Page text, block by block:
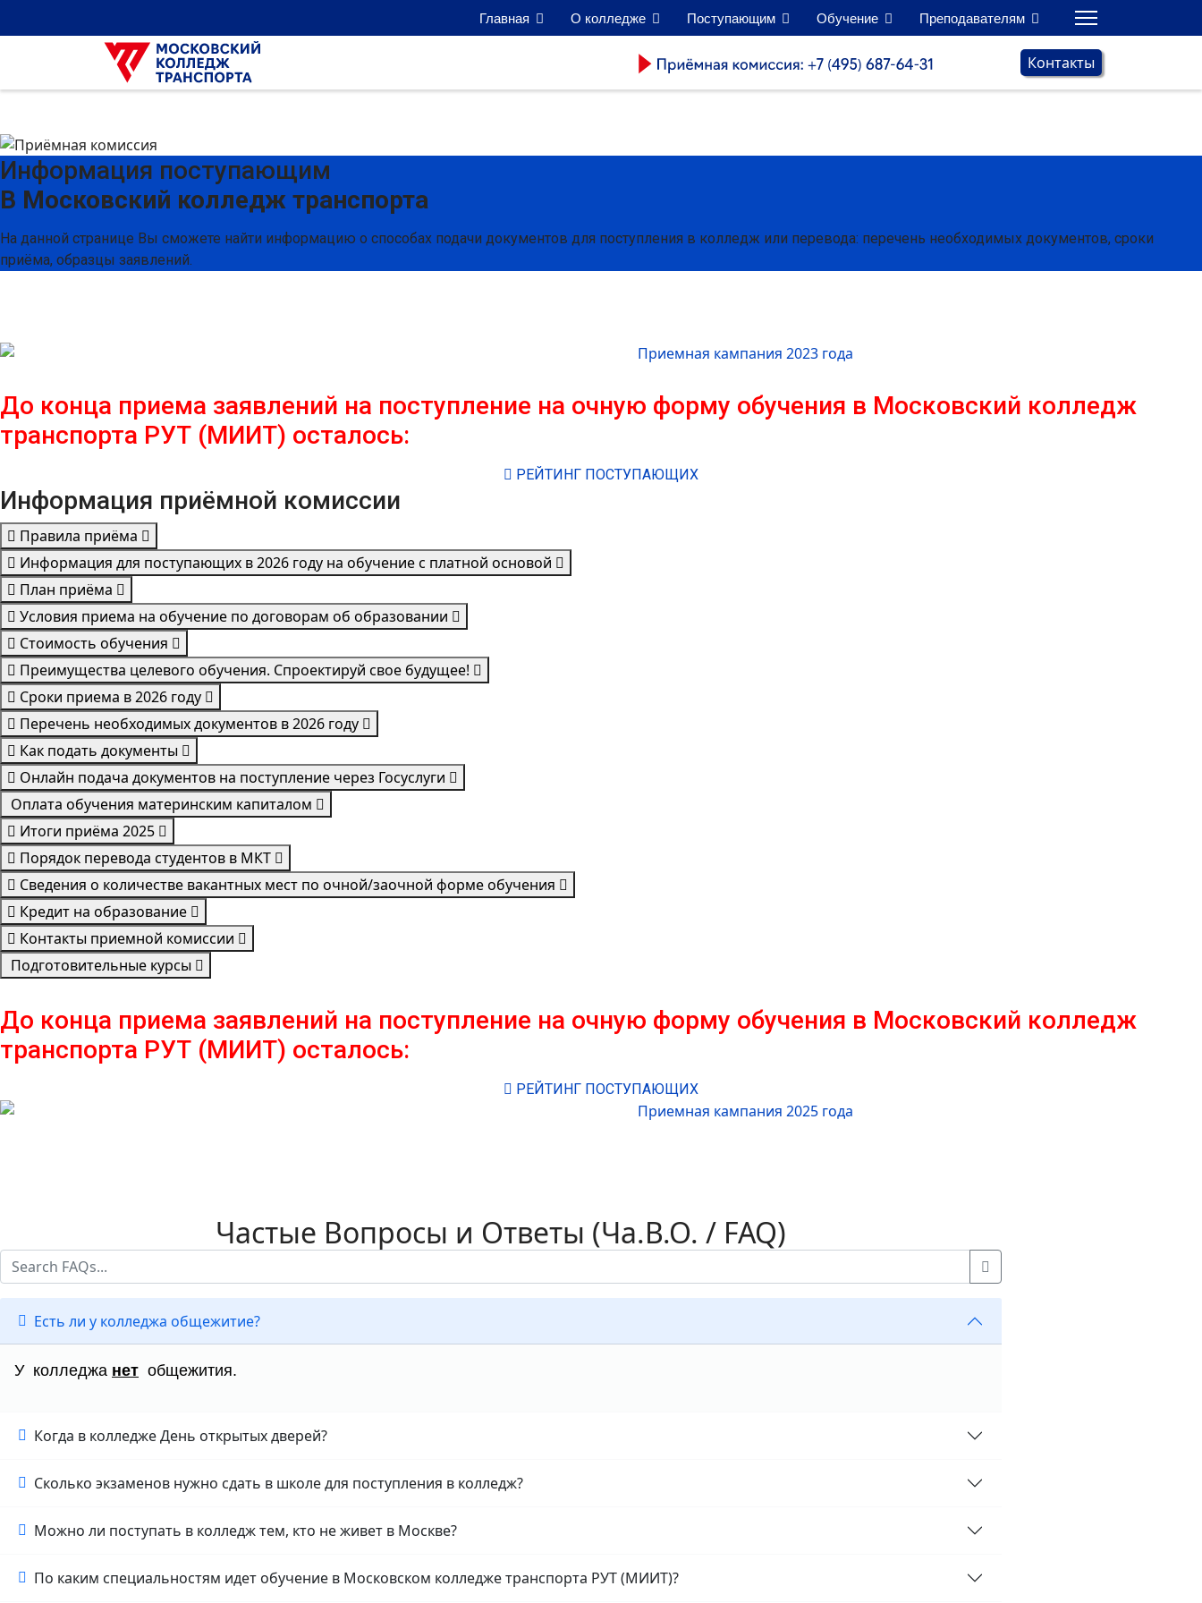
Главная О колледже Поступающим Обучение Преподавателям
Контакты
Информация поступающим
В Московский колледж транспорта
На данной странице Вы сможете найти информацию о способах подачи документов для поступления в колледж или перевода: перечень необходимых документов, сроки
приёма, образцы заявлений.
До конца приема заявлений на поступление на очную форму обучения в Московский колледж
транспорта РУТ (МИИТ) осталось:
РЕЙТИНГ ПОСТУПАЮЩИХ
Информация приёмной комиссии
Правила приёма
Информация для поступающих в 2026 году на обучение с платной основой
План приёма
Условия приема на обучение по договорам об образовании
Стоимость обучения
Преимущества целевого обучения. Спроектируй свое будущее!
Сроки приема в 2026 году
Перечень необходимых документов в 2026 году
Как подать документы
Онлайн подача документов на поступление через Госуслуги
Оплата обучения материнским капиталом
Итоги приёма 2025
Порядок перевода студентов в МКТ
Сведения о количестве вакантных мест по очной/заочной форме обучения
Кредит на образование
Контакты приемной комиссии
Подготовительные курсы
До конца приема заявлений на поступление на очную форму обучения в Московский колледж
транспорта РУТ (МИИТ) осталось:
РЕЙТИНГ ПОСТУПАЮЩИХ
Частые Вопросы и Ответы (Ча.В.О. / FAQ)
Есть ли у колледжа общежитие?
У колледжа нет общежития.
Когда в колледже День открытых дверей?
Сколько экзаменов нужно сдать в школе для поступления в колледж?
Можно ли поступать в колледж тем, кто не живет в Москве?
По каким специальностям идет обучение в Московском колледже транспорта РУТ (МИИТ)?